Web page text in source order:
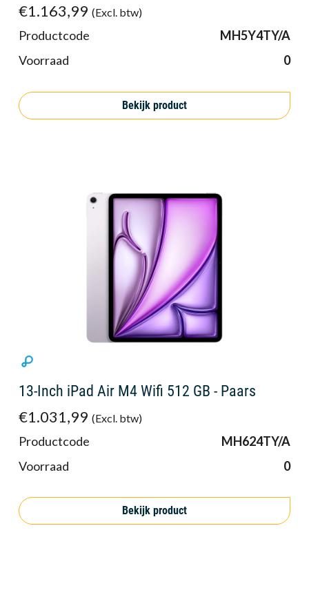
€1.163,99 (Excl. btw)
Productcode
MH5Y4TY/A
Voorraad
0
Bekijk product
13-Inch iPad Air M4 Wifi 512 GB - Paars
€1.031,99 (Excl. btw)
Productcode
MH624TY/A
Voorraad
0
Bekijk product